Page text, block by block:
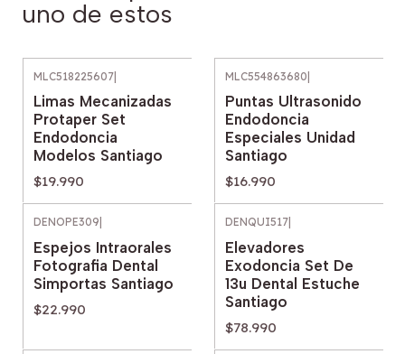
uno de estos
MLC518225607
Limas Mecanizadas
Protaper Set
Endodoncia
Modelos Santiago
$19.990
MLC554863680
Puntas Ultrasonido
Endodoncia
Especiales Unidad
Santiago
$16.990
DENOPE309
Espejos Intraorales
Fotografia Dental
Simportas Santiago
$22.990
DENQUI517
Elevadores
Exodoncia Set De
13u Dental Estuche
Santiago
$78.990